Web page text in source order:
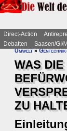
Direct-Action
Debatten
Saasen/GI/
Umwelt»
WAS DIE
ZU